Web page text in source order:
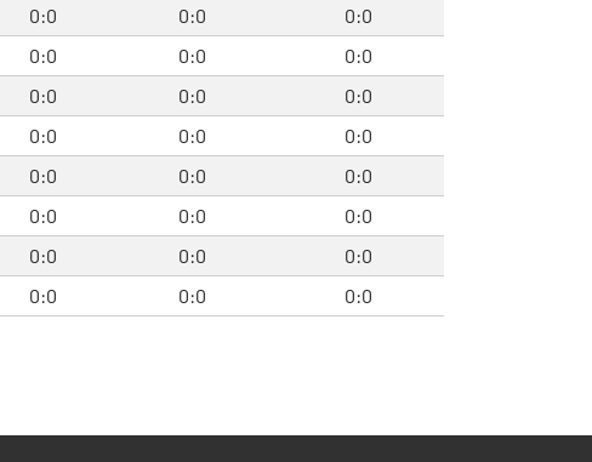
0:0 0:0
0:0
0:0 0:0
0:0
0:0 0:0
0:0
0:0 0:0
0:0
0:0 0:0
0:0
0:0 0:0
0:0
0:0 0:0
0:0
0:0 0:0 0:0